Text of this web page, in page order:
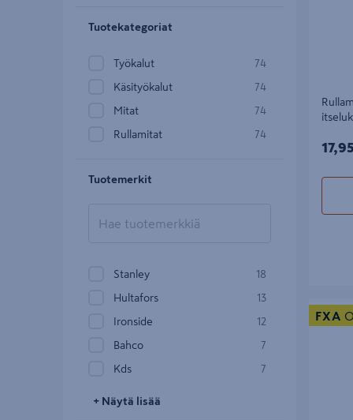
Tuotekategoriat
Työkalut 74
Käsityökalut 74
Mitat 74
Rullamitat 74
Tuotemerkit
Stanley 18
Hultafors 13
Ironside 12
Bahco 7
Kds 7
+ Näytä lisää
FXA